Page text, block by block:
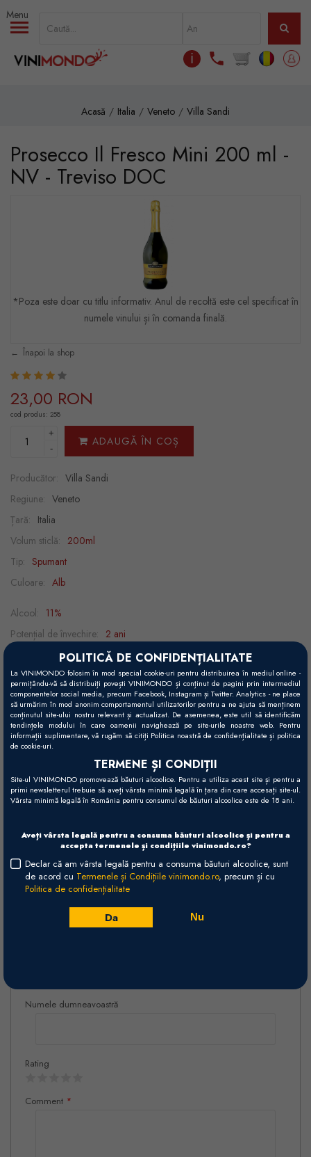
POLITICĂ DE CONFIDENȚIALITATE
La VINIMONDO folosim în mod special cookie-uri pentru distribuirea în mediul online -
permițându-vă să distribuiți povești VINIMONDO și conținut de pagini prin intermediul
componentelor social media, precum Facebook, Instagram și Twitter. Analytics - ne place
să urmărim în mod anonim comportamentul utilizatorilor pentru a ne ajuta să menținem
conținutul site-ului nostru relevant și actualizat. De asemenea, este util să identificăm
tendințele modului în care oamenii navighează pe site-urile noastre web. Pentru
informații suplimentare, vă rugăm să citiți Politica noastră de confidențialitate și politica
de cookie-uri.
TERMENE ȘI CONDIȚII
Site-ul VINIMONDO promovează băuturi alcoolice. Pentru a utiliza acest site și pentru a
primi newsletterul trebuie să aveți vârsta minimă legală în țara din care accesați site-ul.
Vârsta minimă legală în România pentru consumul de băuturi alcoolice este de 18 ani.
Aveți vârsta legală pentru a consuma băuturi alcoolice și pentru a
accepta termenele și condițiile vinimondo.ro?
Declar că am vârsta legală pentru a consuma băuturi alcoolice, sunt
de acord cu Termenele și Condițiile vinimondo.ro, precum și cu
Politica de confidențialitate
Da Nu
Mergi la conţinutul principal
ℹ
Acasă Italia Veneto Villa Sandi
Prosecco Il Fresco Mini 200 ml -
NV - Treviso DOC
*Poza este doar cu titlu informativ. Anul de recoltă este cel specificat în
numele vinului și în comanda finală.
Înapoi la shop
23,00 RON
cod produs: 258
+
-
ADAUGĂ ÎN COȘ
Producător: Villa Sandi
Regiune: Veneto
Țară: Italia
Volum sticlă: 200ml
Tip: Spumant
Culoare: Alb
Alcool: 11%
Potențial de învechire: 2 ani
Glera
Recomandări gastronomice: antipasti, pește, salate
Temperatură servire: 6 - 8°C
Vizual
Galben pai, cu perlaj fin și persistent.
Gustativ
Olfactiv
Arome fructate și florale, cu note de mere coapte și flori de munte.
Vinificare
Numele dumneavoastră
Rating
Comment *